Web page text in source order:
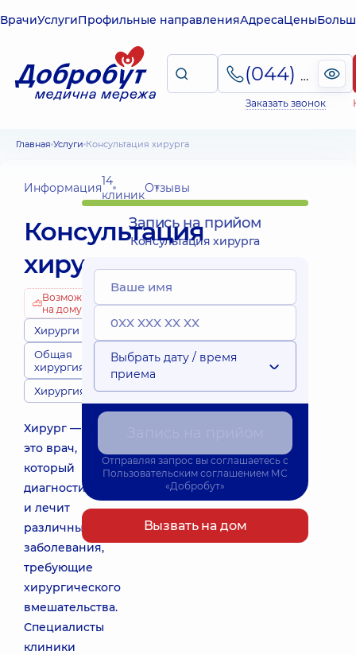
ВрачиУслугиПрофильные направленияАдресаЦены
(044) 495-2-888
Заказать звонок
Главная Услуги Консультация хирурга
Информация14
клиникОтзывы
Консультация
хирурга
Возможно
на дому
Хирурги
Общая
хирургия
Хирургия
Хирург —
это врач,
который
диагностирует
и лечит
различные
заболевания,
требующие
хирургического
вмешательства.
Специалисты
клиники
Запись на прийом
Консультация хирурга
Выбрать дату / время
приема
Отправляя запрос вы соглашаетесь с
Пользовательским соглашением МС
«Добробут»
Вызвать на дом